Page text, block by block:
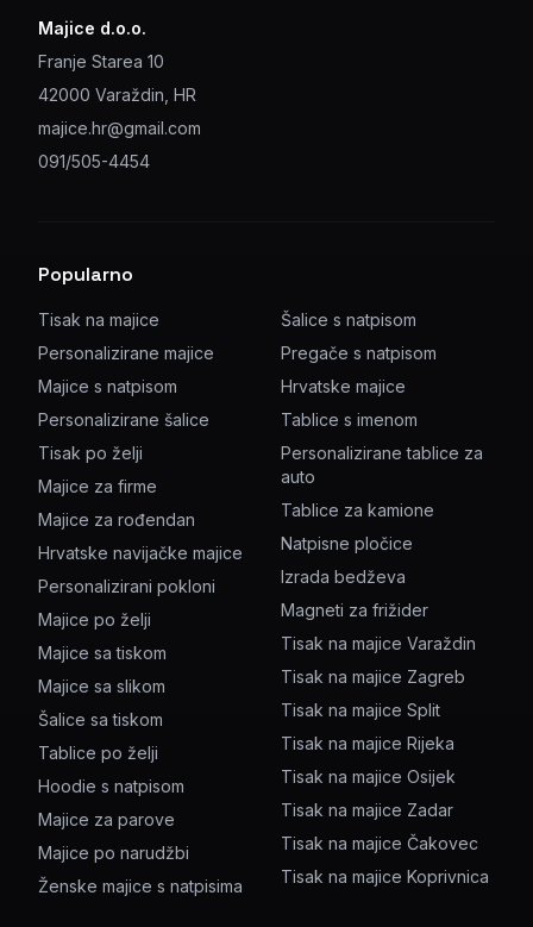
Majice d.o.o.
Franje Starea 10
42000 Varaždin, HR
majice.hr@gmail.com
091/505-4454
Popularno
Tisak na majice
Personalizirane majice
Majice s natpisom
Personalizirane šalice
Tisak po želji
Majice za firme
Majice za rođendan
Hrvatske navijačke majice
Personalizirani pokloni
Majice po želji
Majice sa tiskom
Majice sa slikom
Šalice sa tiskom
Tablice po želji
Hoodie s natpisom
Majice za parove
Majice po narudžbi
Ženske majice s natpisima
Šalice s natpisom
Pregače s natpisom
Hrvatske majice
Tablice s imenom
Personalizirane tablice za
auto
Tablice za kamione
Natpisne pločice
Izrada bedževa
Magneti za frižider
Tisak na majice Varaždin
Tisak na majice Zagreb
Tisak na majice Split
Tisak na majice Rijeka
Tisak na majice Osijek
Tisak na majice Zadar
Tisak na majice Čakovec
Tisak na majice Koprivnica